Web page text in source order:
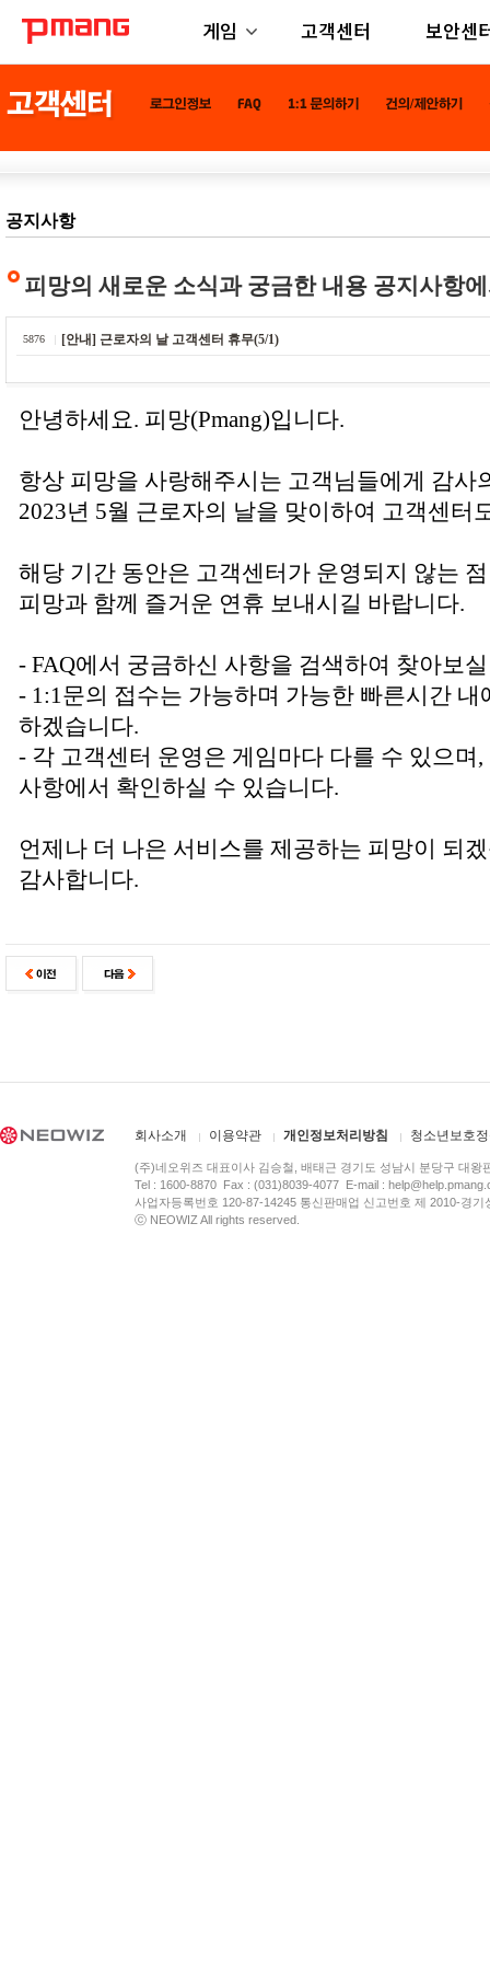
게임 고객센터 보안센
공지사항
피망의 새로운 소식과 궁금한 내용 공지사항
5876 [안내] 근로자의 날 고객센터 휴무(5/1)
안녕하세요. 피망(Pmang)입니다.
항상 피망을 사랑해주시는 고객님들에게 감사
2023년 5월 근로자의 날을 맞이하여 고객센터
해당 기간 동안은 고객센터가 운영되지 않는
피망과 함께 즐거운 연휴 보내시길 바랍니다.
- FAQ에서 궁금하신 사항을 검색하여 찾아보
- 1:1문의 접수는 가능하며 가능한 빠른시간
하겠습니다.
- 각 고객센터 운영은 게임마다 다를 수 있으며
사항에서 확인하실 수 있습니다.
언제나 더 나은 서비스를 제공하는 피망이 되
감사합니다.
회사소개 이용약관 개인정보처리방침 청소년보호
(주)네오위즈 대표이사 김승철, 배태근 경기도 성남시 분당구 대왕
Tel : 1600-8870 Fax : (031)8039-4077 E-mail :
사업자등록번호 120-87-14245 통신판매업 신고번호 제 2010-경
ⓒ NEOWIZ All rights reserved.